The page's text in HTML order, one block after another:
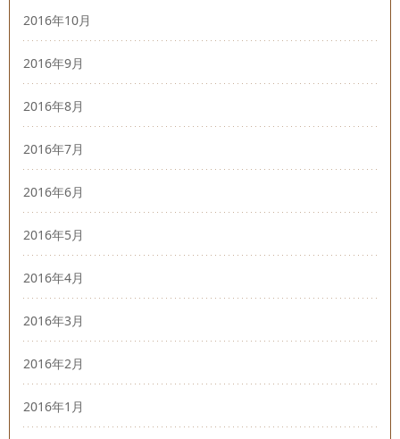
2016年10月
2016年9月
2016年8月
2016年7月
2016年6月
2016年5月
2016年4月
2016年3月
2016年2月
2016年1月